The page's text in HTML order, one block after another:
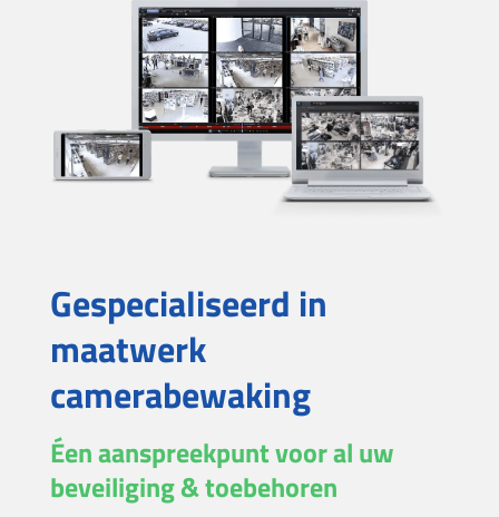
Gespecialiseerd in
maatwerk
camerabewaking
Éen aanspreekpunt voor al uw
beveiliging & toebehoren